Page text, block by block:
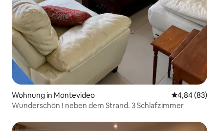
Wohnung in Montevideo
4,84 (83)
Wunderschön ! neben dem Strand. 3 Schlafzimmer